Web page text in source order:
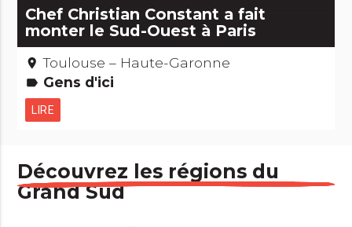
Chef Christian Constant a fait
monter le Sud-Ouest à Paris
place Toulouse – Haute-Garonne
label Gens d'ici
LIRE
Découvrez les régions du
Grand Sud